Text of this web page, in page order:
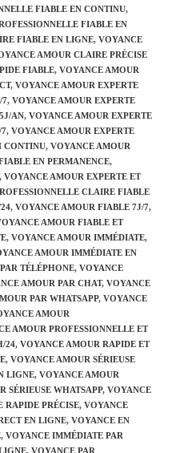
FIABLE EN CONTINU,
FIABLE EN
FIABLE EN LIGNE, VOYANCE
AMOUR CLAIRE PRÉCISE
FIABLE, VOYANCE AMOUR
, VOYANCE AMOUR EXPERTE
7, VOYANCE AMOUR EXPERTE
AN, VOYANCE AMOUR EXPERTE
7, VOYANCE AMOUR EXPERTE
CONTINU, VOYANCE AMOUR
EN PERMANENCE,
, VOYANCE AMOUR EXPERTE ET
CLAIRE FIABLE
, VOYANCE AMOUR FIABLE 7J/7,
AMOUR FIABLE ET
, VOYANCE AMOUR IMMÉDIATE,
AMOUR IMMÉDIATE EN
TÉLÉPHONE, VOYANCE
AMOUR PAR CHAT, VOYANCE
PAR WHATSAPP, VOYANCE
AMOUR
AMOUR PROFESSIONNELLE ET
24, VOYANCE AMOUR RAPIDE ET
, VOYANCE AMOUR SÉRIEUSE
LIGNE, VOYANCE AMOUR
SÉRIEUSE WHATSAPP, VOYANCE
RAPIDE PRÉCISE, VOYANCE
EN LIGNE, VOYANCE EN
, VOYANCE IMMÉDIATE PAR
, VOYANCE PAR